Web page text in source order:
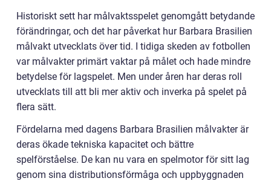
Historiskt sett har målvaktsspelet genomgått betydande
förändringar, och det har påverkat hur Barbara Brasilien
målvakt utvecklats över tid. I tidiga skeden av fotbollen
var målvakter primärt vaktar på målet och hade mindre
betydelse för lagspelet. Men under åren har deras roll
utvecklats till att bli mer aktiv och inverka på spelet på
flera sätt.
Fördelarna med dagens Barbara Brasilien målvakter är
deras ökade tekniska kapacitet och bättre
spelförståelse. De kan nu vara en spelmotor för sitt lag
genom sina distributionsförmåga och uppbyggnaden